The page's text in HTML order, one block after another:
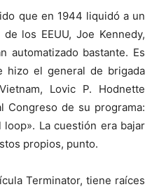
que en 1944 liquidó a un
los EEUU, Joe Kennedy,
automatizado bastante. Es
hizo el general de brigada
Lovic P. Hodnette
Congreso de su programa:
La cuestión era bajar
propios, punto.
Terminator, tiene raíces